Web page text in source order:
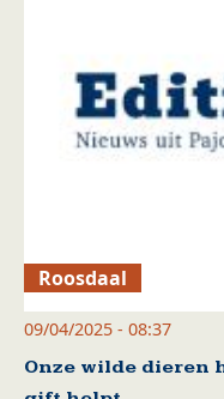
Roosdaal
09/04/2025 - 08:37
Onze wilde dieren